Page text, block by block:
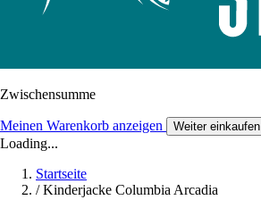
Zwischensumme
Meinen Warenkorb anzeigen Weiter einkaufen
Loading...
Startseite
/ Kinderjacke Columbia Arcadia